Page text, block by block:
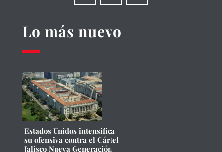
Lo más nuevo
Estados Unidos intensifica
su ofensiva contra el Cártel
Jalisco Nueva Generación